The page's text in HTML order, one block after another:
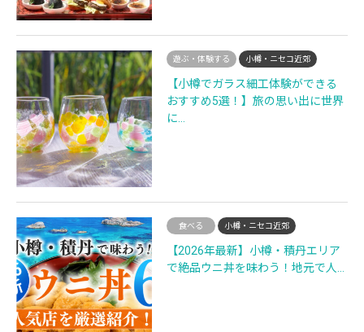
遊ぶ・体験する 小樽・ニセコ近郊
【小樽でガラス細工体験ができる
おすすめ5選！】旅の思い出に世界
に…
食べる 小樽・ニセコ近郊
【2026年最新】小樽・積丹エリア
で絶品ウニ丼を味わう！地元で人…